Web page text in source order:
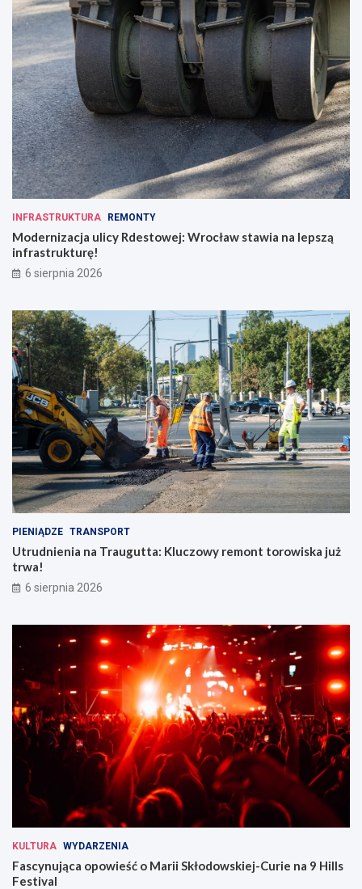
d
z
e
n
n
o
ś
c
i
INFRASTRUKTURA REMONTY
Modernizacja ulicy Rdestowej: Wrocław stawia na lepszą
infrastrukturę!
6 sierpnia 2026
PIENIĄDZE TRANSPORT
Utrudnienia na Traugutta: Kluczowy remont torowiska już
trwa!
6 sierpnia 2026
KULTURA WYDARZENIA
Fascynująca opowieść o Marii Skłodowskiej-Curie na 9 Hills
Festival